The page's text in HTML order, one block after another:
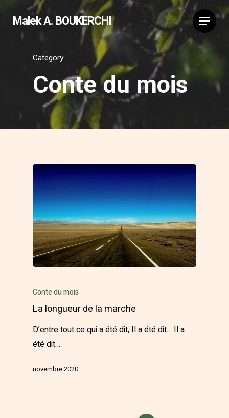
Malek A. BOUKERCHI
Category
Conte du mois
Conte du mois
La longueur de la marche
D’entre tout ce qui a été dit, Il a été dit… Il a
été dit…
novembre 2020